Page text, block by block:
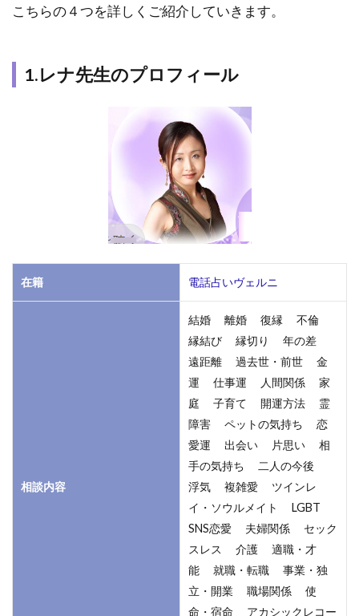
基
な
情
1.2
1.4
こちらの４つを詳しくご紹介していきます。
1.レナ先生のプロフィール
在籍 電話占いヴェルニ
相談内容
結婚 離婚 復縁 不倫
縁結び 縁切り 年の差
遠距離 過去世・前世 金
運 仕事運 人間関係 家
庭 子育て 開運方法 霊
障害 ペットの気持ち 恋
愛運 出会い 片思い 相
手の気持ち 二人の今後
浮気 複雑愛 ツインレ
イ・ソウルメイト LGBT
SNS恋愛 夫婦関係 セック
スレス 介護 適職・才
能 就職・転職 事業・独
立・開業 職場関係 使
命・宿命 アカシックレコー